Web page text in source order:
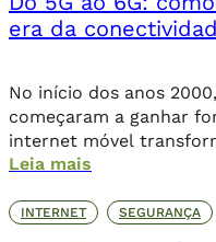
metade projeta um
a […]
era da
No início dos anos
começaram a ganhar
internet móvel
Logo, o 4G levou essa
possibilitando o
de aplicativos e a
Leia mais
INTERNET SEGURANÇA